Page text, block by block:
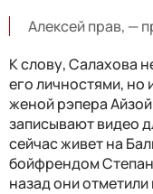
Алексей прав, —
К слову, Салахова
его личностями, но
женой рэпера
записывают видео
сейчас живет на
бойфрендом
назад они